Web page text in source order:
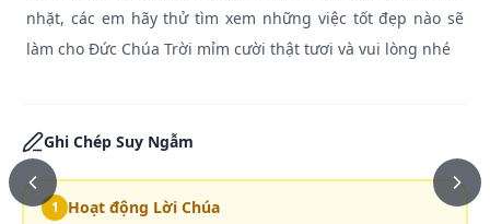
nhặt, các em hãy thử tìm xem những việc tốt đẹp nào sẽ
làm cho Đức Chúa Trời mỉm cười thật tươi và vui lòng nhé
Ghi Chép Suy Ngẫm
1 Hoạt động Lời Chúa